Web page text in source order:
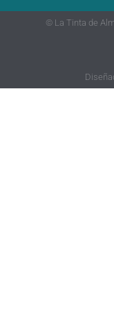
© La Tinta de